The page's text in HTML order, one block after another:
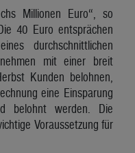
Millionen Euro“, so
40 Euro entsprächen
durchschnittlichen
mit einer breit
Kunden belohnen,
eine Einsparung
belohnt werden. Die
Voraussetzung für